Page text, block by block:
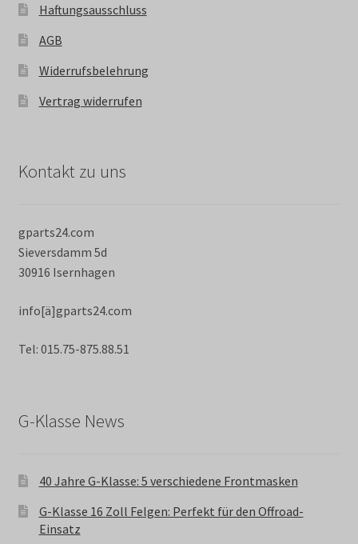
Haftungsausschluss
AGB
Widerrufsbelehrung
Vertrag widerrufen
Kontakt zu uns
gparts24.com
Sieversdamm 5d
30916 Isernhagen
info[ä]gparts24.com
Tel: 015.75-875.88.51
G-Klasse News
40 Jahre G-Klasse: 5 verschiedene Frontmasken
G-Klasse 16 Zoll Felgen: Perfekt für den Offroad-
Einsatz